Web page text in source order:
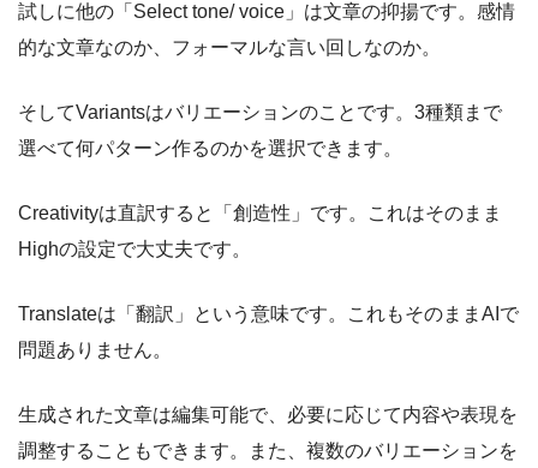
試しに他の「Select tone/ voice」は文章の抑揚です。感情
的な文章なのか、フォーマルな言い回しなのか。
そしてVariantsはバリエーションのことです。3種類まで
選べて何パターン作るのかを選択できます。
Creativityは直訳すると「創造性」です。これはそのまま
Highの設定で大丈夫です。
Translateは「翻訳」という意味です。これもそのままAIで
問題ありません。
生成された文章は編集可能で、必要に応じて内容や表現を
調整することもできます。また、複数のバリエーションを